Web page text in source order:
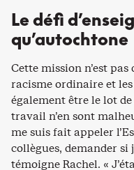
Le défi
qu’autochtone
Cette mission n’est
racisme ordinaire et
également être le lot
travail n’en sont
me suis fait appeler
collègues, demander
témoigne Rachel. «